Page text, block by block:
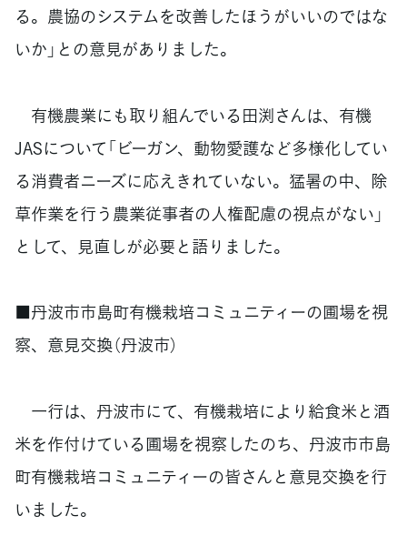
る。農協のシステムを改善したほうがいいのではな
いか」との意見がありました。
有機農業にも取り組んでいる田渕さんは、有機
JASについて「ビーガン、動物愛護など多様化してい
る消費者ニーズに応えきれていない。猛暑の中、除
草作業を行う農業従事者の人権配慮の視点がない」
として、見直しが必要と語りました。
■丹波市市島町有機栽培コミュニティーの圃場を視
察、意見交換（丹波市）
一行は、丹波市にて、有機栽培により給食米と酒
米を作付けている圃場を視察したのち、丹波市市島
町有機栽培コミュニティーの皆さんと意見交換を行
いました。